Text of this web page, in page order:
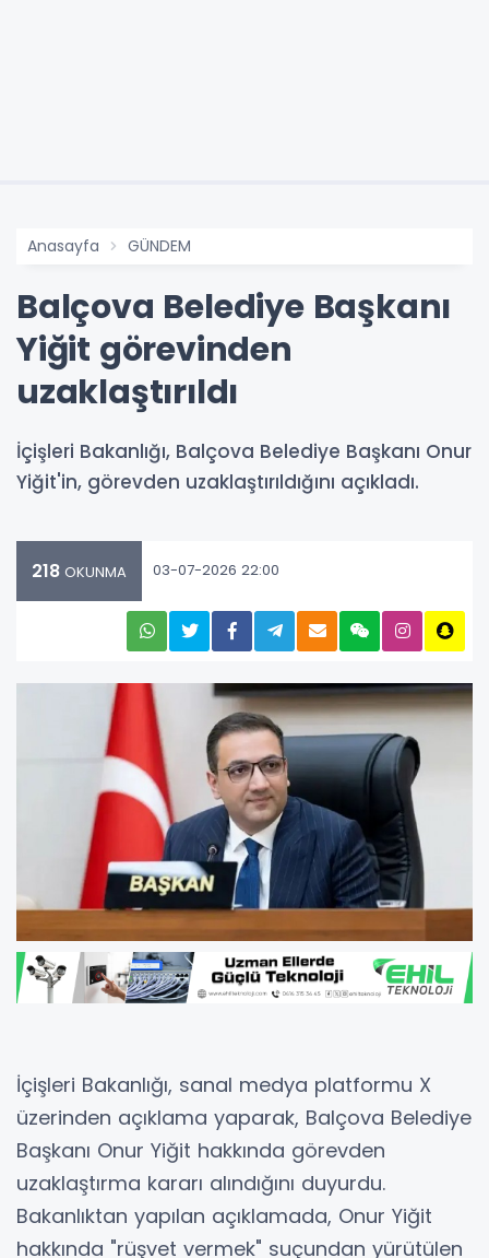
Anasayfa GÜNDEM
Balçova Belediye Başkanı
Yiğit görevinden
uzaklaştırıldı
İçişleri Bakanlığı, Balçova Belediye Başkanı Onur
Yiğit'in, görevden uzaklaştırıldığını açıkladı.
218 OKUNMA 03-07-2026 22:00
İçişleri Bakanlığı, sanal medya platformu X
üzerinden açıklama yaparak, Balçova Belediye
Başkanı Onur Yiğit hakkında görevden
uzaklaştırma kararı alındığını duyurdu.
Bakanlıktan yapılan açıklamada, Onur Yiğit
hakkında "rüşvet vermek" suçundan yürütülen